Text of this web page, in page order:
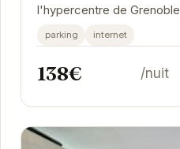
l'hypercentre de Grenoble
parking internet
138€ /nuit